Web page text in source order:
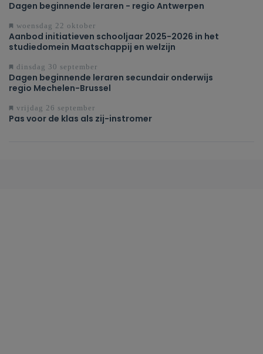
Dagen beginnende leraren - regio Antwerpen
woensdag 22 oktober
Aanbod initiatieven schooljaar 2025-2026 in het
studiedomein Maatschappij en welzijn
dinsdag 30 september
Dagen beginnende leraren secundair onderwijs
regio Mechelen-Brussel
vrijdag 26 september
Pas voor de klas als zij-instromer